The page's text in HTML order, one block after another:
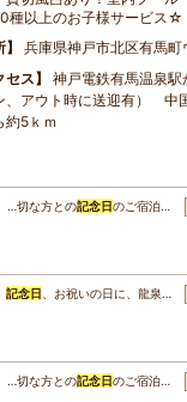
種以上のお子様サービス☆
兵庫県神戸市北区有馬
セス
神戸電鉄有馬温泉
、アウト時に送迎有） 中
約5ｋｍ
…切な方との記念日のご宿泊…
記念日 、お祝いの日に、龍泉…
…切な方との記念日のご宿泊…